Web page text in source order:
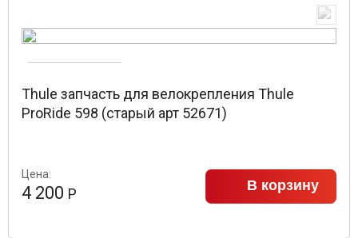
Thule запчасть для велокрепления Thule
ProRide 598 (старый арт 52671)
Цена:
4 200 Р В корзину